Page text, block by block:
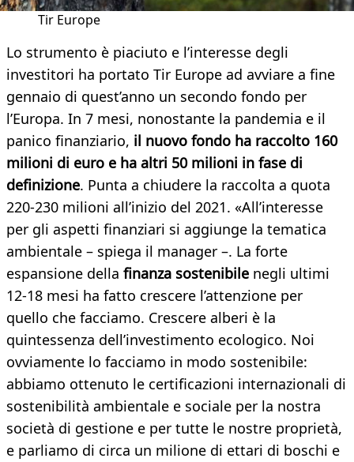
Tir Europe
Lo strumento è piaciuto e l’interesse degli
investitori ha portato Tir Europe ad avviare a fine
gennaio di quest’anno un secondo fondo per
l’Europa. In 7 mesi, nonostante la pandemia e il
panico finanziario, il nuovo fondo ha raccolto 160
milioni di euro e ha altri 50 milioni in fase di
definizione. Punta a chiudere la raccolta a quota
220-230 milioni all’inizio del 2021. «All’interesse
per gli aspetti finanziari si aggiunge la tematica
ambientale – spiega il manager –. La forte
espansione della finanza sostenibile negli ultimi
12-18 mesi ha fatto crescere l’attenzione per
quello che facciamo. Crescere alberi è la
quintessenza dell’investimento ecologico. Noi
ovviamente lo facciamo in modo sostenibile:
abbiamo ottenuto le certificazioni internazionali di
sostenibilità ambientale e sociale per la nostra
società di gestione e per tutte le nostre proprietà,
e parliamo di circa un milione di ettari di boschi e